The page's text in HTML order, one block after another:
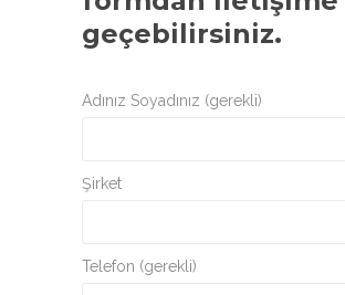
geçebilirsiniz.
Adınız Soyadınız (gerekli)
Şirket
Telefon (gerekli)